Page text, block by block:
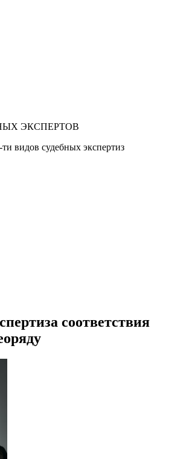
ЭКСПЕРТОВ
видов судебных экспертиз
соответствия